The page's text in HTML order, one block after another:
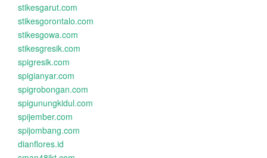
stikesgarut.com
stikesgorontalo.com
stikesgowa.com
stikesgresik.com
spigresik.com
spigianyar.com
spigrobongan.com
spigunungkidul.com
spijember.com
spijombang.com
dianflores.id